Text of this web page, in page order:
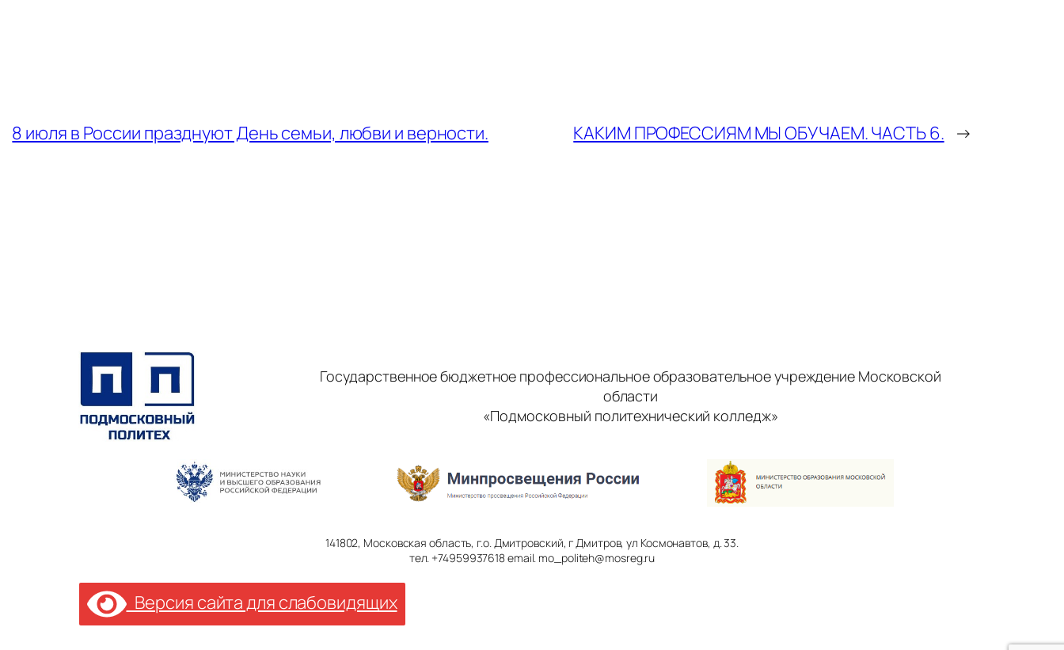
8 июля в России празднуют День семьи, любви и верности. КАКИМ ПРОФЕССИЯМ МЫ ОБУЧАЕМ. ЧАСТЬ 6. →
Государственное бюджетное профессиональное образовательное учреждение Московской
области
«Подмосковный политехнический колледж»
141802, Московская область, г.о. Дмитровский, г Дмитров, ул Космонавтов, д. 33.
тел. +74959937618 email. mo_politeh@mosreg.ru
Версия сайта для слабовидящих